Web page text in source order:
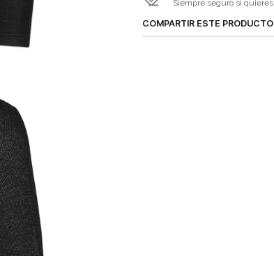
Siempre seguro si
COMPARTIR ESTE PRODUCTO